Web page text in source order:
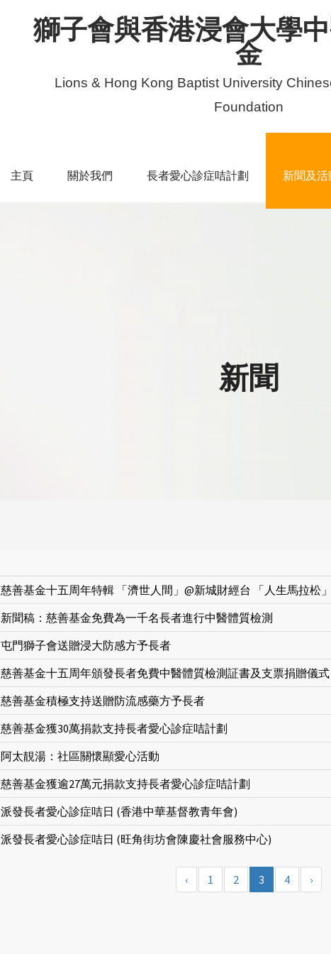
獅子會與香港浸會大學
金
Lions & Hong Kong Baptist University
Foundation
主頁 關於我們 長者愛心診症咭計劃 新聞及活
新聞
慈善基金十五周年特輯 「濟世人間」@新城財經台 「人生馬拉松」
新聞稿：慈善基金免費為一千名長者進行中醫體質檢測
屯門獅子會送贈浸大防感方予長者
慈善基金十五周年頒發長者免費中醫體質檢測証書及支票捐贈儀式
慈善基金積極支持送贈防流感藥方予長者
慈善基金獲30萬捐款支持長者愛心診症咭計劃
阿太靚湯：社區關懷顯愛心活動
慈善基金獲逾27萬元捐款支持長者愛心診症咭計劃
派發長者愛心診症咭日 (香港中華基督教青年會)
派發長者愛心診症咭日 (旺角街坊會陳慶社會服務中心)
‹ 1 2 3 4 ›